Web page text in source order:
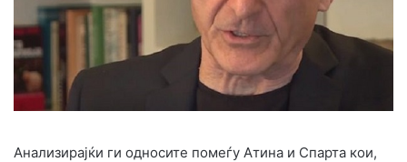
Анализирајќи ги односите помеѓу Атина и Спарта кои,